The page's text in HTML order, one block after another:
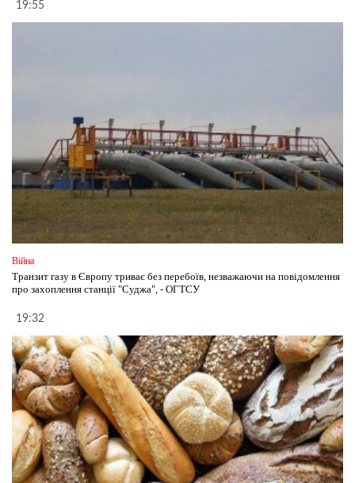
19:55
Війна
Транзит газу в Європу триває без перебоїв, незважаючи на повідомлення
про захоплення станції "Суджа", - ОГТСУ
19:32